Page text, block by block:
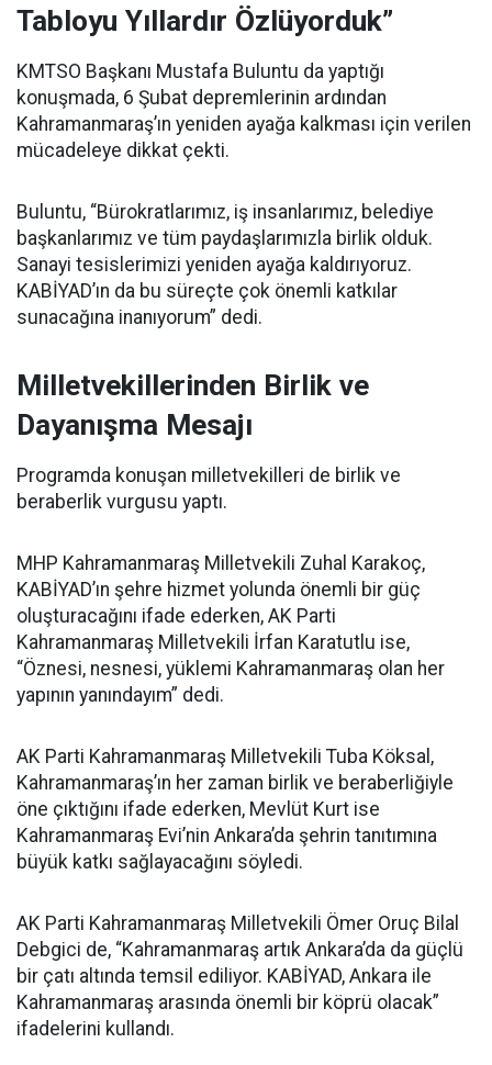
Tabloyu Yıllardır Özlüyorduk”
KMTSO Başkanı Mustafa Buluntu da yaptığı
konuşmada, 6 Şubat depremlerinin ardından
Kahramanmaraş’ın yeniden ayağa kalkması için verilen
mücadeleye dikkat çekti.
Buluntu, “Bürokratlarımız, iş insanlarımız, belediye
başkanlarımız ve tüm paydaşlarımızla birlik olduk.
Sanayi tesislerimizi yeniden ayağa kaldırıyoruz.
KABİYAD’ın da bu süreçte çok önemli katkılar
sunacağına inanıyorum” dedi.
Milletvekillerinden Birlik ve
Dayanışma Mesajı
Programda konuşan milletvekilleri de birlik ve
beraberlik vurgusu yaptı.
MHP Kahramanmaraş Milletvekili Zuhal Karakoç,
KABİYAD’ın şehre hizmet yolunda önemli bir güç
oluşturacağını ifade ederken, AK Parti
Kahramanmaraş Milletvekili İrfan Karatutlu ise,
“Öznesi, nesnesi, yüklemi Kahramanmaraş olan her
yapının yanındayım” dedi.
AK Parti Kahramanmaraş Milletvekili Tuba Köksal,
Kahramanmaraş’ın her zaman birlik ve beraberliğiyle
öne çıktığını ifade ederken, Mevlüt Kurt ise
Kahramanmaraş Evi’nin Ankara’da şehrin tanıtımına
büyük katkı sağlayacağını söyledi.
AK Parti Kahramanmaraş Milletvekili Ömer Oruç Bilal
Debgici de, “Kahramanmaraş artık Ankara’da da güçlü
bir çatı altında temsil ediliyor. KABİYAD, Ankara ile
Kahramanmaraş arasında önemli bir köprü olacak”
ifadelerini kullandı.